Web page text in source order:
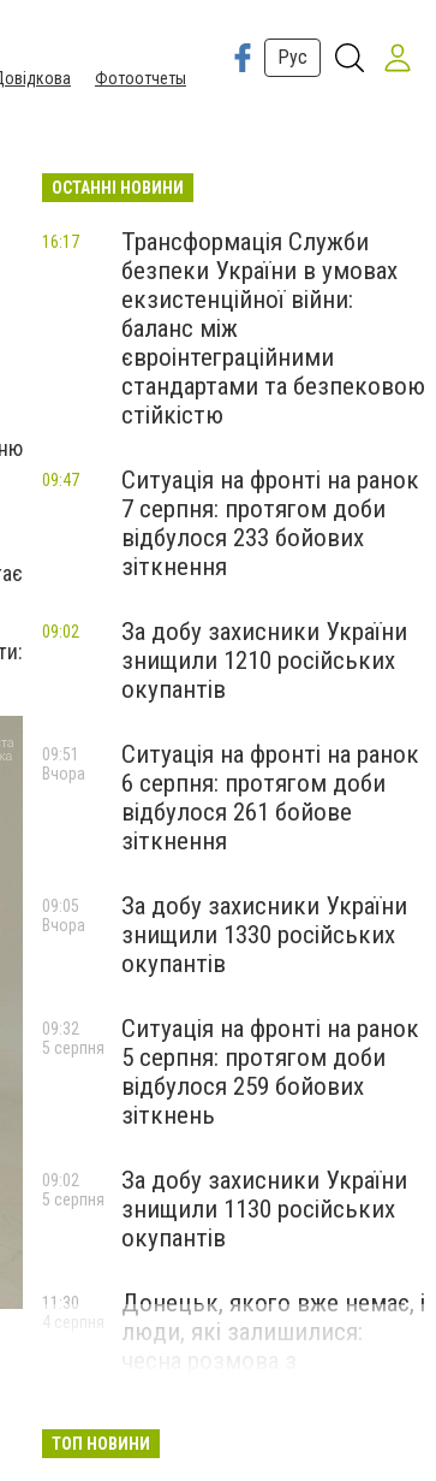
Фотоотчеты
Рус
ОСТАННІ НОВИНИ
Трансформація Служби
безпеки України в умовах
екзистенційної війни:
баланс між
євроінтеграційними
стандартами та безпековою
стійкістю
16:17
Ситуація на фронті на ранок
7 серпня: протягом доби
відбулося 233 бойових
зіткнення
09:47
За добу захисники України
знищили 1210 російських
окупантів
09:02
Ситуація на фронті на ранок
6 серпня: протягом доби
відбулося 261 бойове
зіткнення
09:51
Вчора
За добу захисники України
знищили 1330 російських
окупантів
09:05
Вчора
Ситуація на фронті на ранок
5 серпня: протягом доби
відбулося 259 бойових
зіткнень
09:32
5 серпня
За добу захисники України
знищили 1130 російських
окупантів
09:02
5 серпня
Донецьк, якого вже немає, і
люди, які залишилися:
11:30
4 серпня
ТОП НОВИНИ